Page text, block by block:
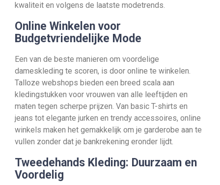
kwaliteit en volgens de laatste modetrends.
Online Winkelen voor
Budgetvriendelijke Mode
Een van de beste manieren om voordelige
dameskleding te scoren, is door online te winkelen.
Talloze webshops bieden een breed scala aan
kledingstukken voor vrouwen van alle leeftijden en
maten tegen scherpe prijzen. Van basic T-shirts en
jeans tot elegante jurken en trendy accessoires, online
winkels maken het gemakkelijk om je garderobe aan te
vullen zonder dat je bankrekening eronder lijdt.
Tweedehands Kleding: Duurzaam en
Voordelig